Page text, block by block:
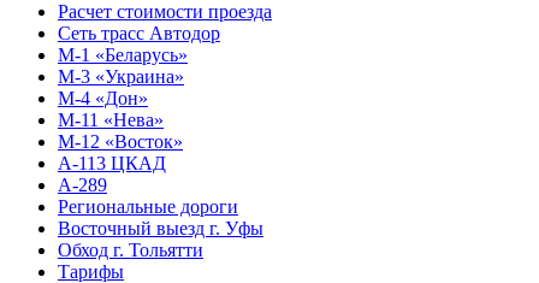
Расчет стоимости проезда
Сеть трасс Автодор
М-1 «Беларусь»
М-3 «Украина»
М-4 «Дон»
М-11 «Нева»
М-12 «Восток»
А-113 ЦКАД
А-289
Региональные дороги
Восточный выезд г. Уфы
Обход г. Тольятти
Тарифы